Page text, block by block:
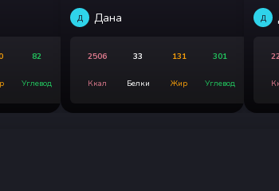
82
Углевод
Д Дана
2506
Ккал
33
Белки
131
Жир
301
Углевод
Д